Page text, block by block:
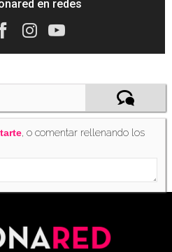
en redes
, o comentar rellenando los